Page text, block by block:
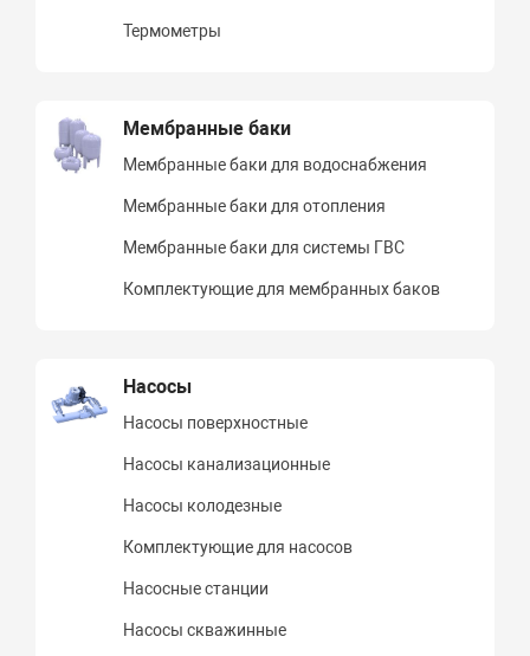
Термометры
Мембранные баки
Мембранные баки для водоснабжения
Мембранные баки для отопления
Мембранные баки для системы ГВС
Комплектующие для мембранных баков
Насосы
Насосы поверхностные
Насосы канализационные
Насосы колодезные
Комплектующие для насосов
Насосные станции
Насосы скважинные